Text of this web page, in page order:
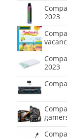
2023
2023